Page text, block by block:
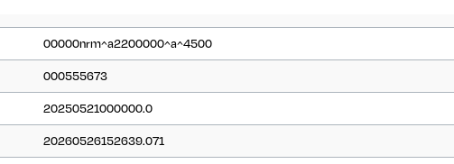
00000nrm^a2200000^a^4500
000555673
20250521000000.0
20260526152639.071